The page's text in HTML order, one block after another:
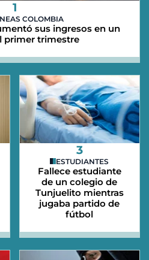
1
COLOMBIA
sus ingresos en un
primer trimestre
3
ESTUDIANTES
Fallece estudiante
de un colegio de
Tunjuelito mientras
jugaba partido de
fútbol